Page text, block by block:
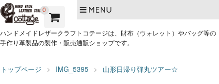
0 MENU
ハンドメイドレザークラフトコテージは、財布（ウォレット）やバッグ等の
手作り革製品の製作・販売通販ショップです。
トップページ IMG_5395 山形日帰り弾丸ツアー☆